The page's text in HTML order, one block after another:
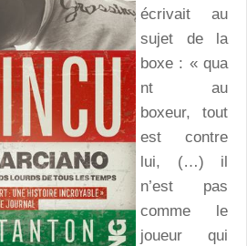
écrivait au
sujet de la
boxe : « qua
nt au
boxeur, tout
est contre
lui, (…) il
n’est pas
comme le
joueur qui